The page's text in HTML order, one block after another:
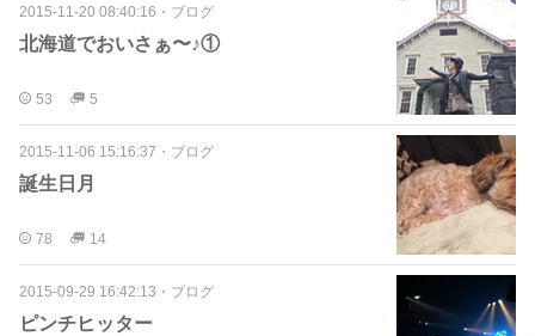
2015-11-20 08:40:16 ・ ブログ
北海道でおいさぁ〜♪①
53 5
2015-11-06 15:16:37 ・ ブログ
誕生日月
78 14
2015-09-29 16:42:13 ・ ブログ
ピンチヒッター